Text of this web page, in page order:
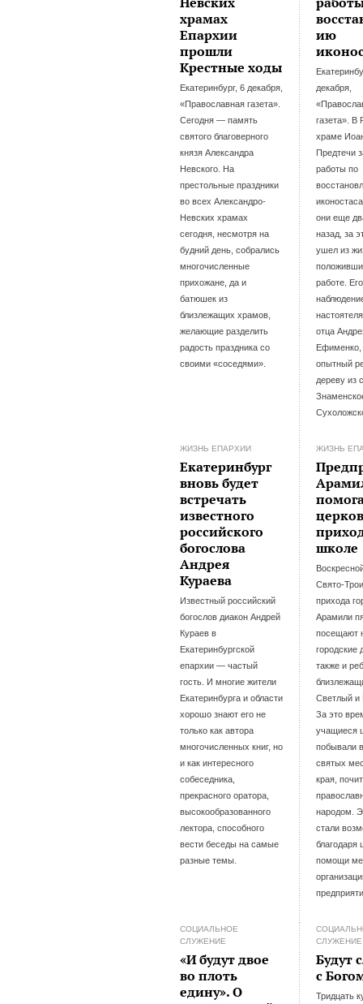
храмах
Епархии
прошли
Крестные ходы
Екатеринбург, 6 декабря,
«Православная газета».
Сегодня — память
святого благоверного
князя Александра
Невского. На
престольные праздники
во всех Александро-
Невских храмах
сегодня, несмотря на
будний день, собрались
многочисленные
прихожане, да и
батюшек из
близлежащих храмов,
желающие разделить
радость праздника со
своими «соседями».
ию
декабря,
газета». В
храме
Предтечи
работы по
они еще
назад, за
ушел из
работе.
отца
Ефименко,
опытный
дереву из
ЖИЗНЬ ЕПАРХИИ
Екатеринбург
вновь будет
встречать
известного
российского
богослова
Андрея
Кураева
Известный российский
богослов диакон Андрей
Кураев в
Екатеринбургской
епархии — частый
гость. И многие жители
Екатеринбурга и области
хорошо знают его не
только как автора
многочисленных книг, но
и как интересного
собеседника,
прекрасного оратора,
высокообразованного
лектора, способного
вести беседы на самые
разные темы.
ЖИЗНЬ
школе
Свято-
прихода
Арамили
посещают
городские
также и
Светлый и
За это
учащиеся
побывали
святых
края,
народом.
стали
благодаря
помощи
СОЦИАЛЬНОЕ
СЛУЖЕНИЕ
«И будут двое
во плоть
едину». О
СЛУЖЕНИЕ
Будут
с
Тридцать